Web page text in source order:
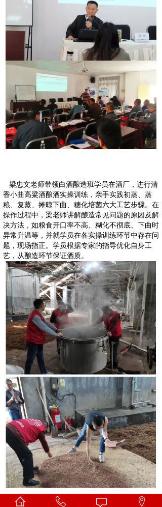
梁忠文老师带领白酒酿造班学员在酒厂，进行清
香小曲高粱酒酿酒实操训练，亲手实践初蒸、蒸
粮、复蒸、摊晾下曲、糖化培菌六大工艺步骤。在
操作过程中，梁老师讲解酿造常见问题的原因及解
决方法，如粮食开口率不高、糊化不彻底、下曲时
异常升温等，并就学员在各实操训练环节中存在问
题，现场指正。学员根据专家的指导优化自身工
艺，从酿造环节保证酒质。